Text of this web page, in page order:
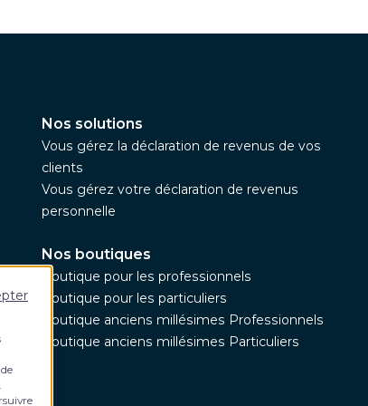
Nos solutions
Vous gérez la déclaration de revenus de vos
clients
Vous gérez votre déclaration de revenus
personnelle
Nos boutiques
Boutique pour les professionnels
Boutique pour les particuliers
Boutique anciens millésimes Professionnels
Boutique anciens millésimes Particuliers